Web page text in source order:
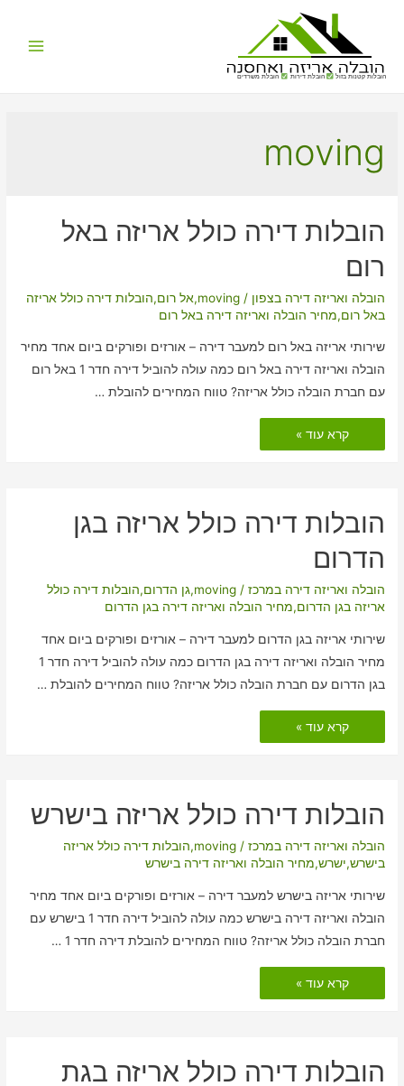
הובלות קטנות בזול הובלת דירות הובלת משרדים
moving
הובלות דירה כולל אריזה באל
רום
הובלה ואריזה דירה בצפון /
moving
,אל רום,הובלות דירה כולל אריזה
באל רום,מחיר הובלה ואריזה דירה באל רום
שירותי אריזה באל רום למעבר דירה – אורזים ופורקים ביום אחד מחיר
הובלה ואריזה דירה באל רום כמה עולה להוביל דירה חדר 1 באל רום
עם חברת הובלה כולל אריזה? טווח המחירים להובלת …
הובלות
דירה
כולל
קרא עוד »
הובלות דירה כולל אריזה בגן
הדרום
הובלה ואריזה דירה במרכז /
moving
,גן הדרום,הובלות דירה כולל
אריזה בגן הדרום,מחיר הובלה ואריזה דירה בגן הדרום
שירותי אריזה בגן הדרום למעבר דירה – אורזים ופורקים ביום אחד
מחיר הובלה ואריזה דירה בגן הדרום כמה עולה להוביל דירה חדר 1
בגן הדרום עם חברת הובלה כולל אריזה? טווח המחירים להובלת …
דירה
כולל
קרא עוד »
הובלות דירה כולל אריזה בישרש
הובלה ואריזה דירה במרכז /
moving
,הובלות דירה כולל אריזה
בישרש,ישרש,מחיר הובלה ואריזה דירה בישרש
שירותי אריזה בישרש למעבר דירה – אורזים ופורקים ביום אחד מחיר
הובלה ואריזה דירה בישרש כמה עולה להוביל דירה חדר 1 בישרש עם
חברת הובלה כולל אריזה? טווח המחירים להובלת דירה חדר 1 …
דירה
כולל
קרא עוד »
הובלות דירה כולל אריזה בגת